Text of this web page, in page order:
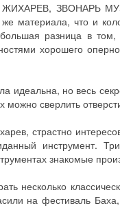
ЗВОНАРЬ
же материала, что и
разница в
хорошего
идеальна, но весь
сверлить
страстно
инструмент.
знакомые
на фестиваль